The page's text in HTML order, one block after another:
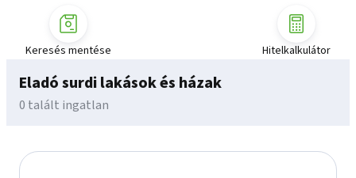
Eladó surdi lakások és házak
0 talált ingatlan
Keresés mentése Hitelkalkulátor